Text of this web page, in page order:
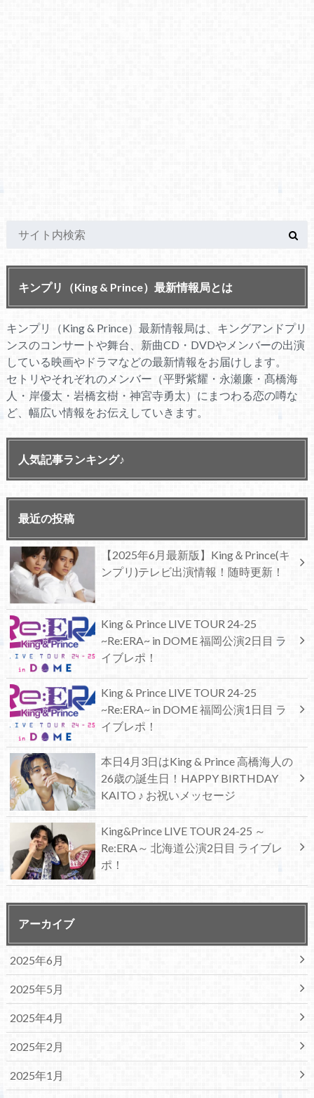
キンプリ（King & Prince）最新情報局とは
キンプリ（King & Prince）最新情報局は、キングアンドプリ
ンスのコンサートや舞台、新曲CD・DVDやメンバーの出演
している映画やドラマなどの最新情報をお届けします。
セトリやそれぞれのメンバー（平野紫耀・永瀬廉・髙橋海
人・岸優太・岩橋玄樹・神宮寺勇太）にまつわる恋の噂な
ど、幅広い情報をお伝えしていきます。
人気記事ランキング♪
最近の投稿
【2025年6月最新版】King＆Prince(キ
ンプリ)テレビ出演情報！随時更新！
King & Prince LIVE TOUR 24-25
~Re:ERA~ in DOME 福岡公演2日目 ラ
イブレポ！
King & Prince LIVE TOUR 24-25
~Re:ERA~ in DOME 福岡公演1日目 ラ
イブレポ！
本日4月3日はKing & Prince 高橋海人の
26歳の誕生日！HAPPY BIRTHDAY
KAITO ♪ お祝いメッセージ
King&Prince LIVE TOUR 24-25 ～
Re:ERA～ 北海道公演2日目 ライブレ
ポ！
アーカイブ
2025年6月
2025年5月
2025年4月
2025年2月
2025年1月